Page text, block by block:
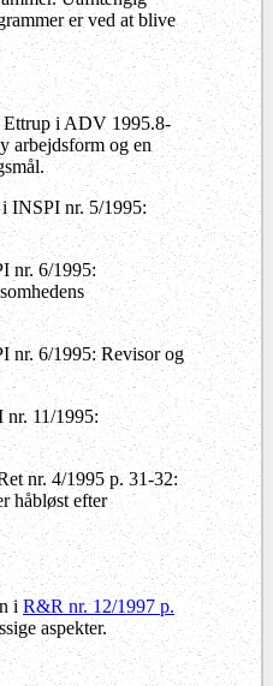
er ved at blive
Ettrup i ADV 1995.8-
arbejdsform og en
INSPI nr. 5/1995:
nr. 6/1995:
nr. 6/1995: Revisor og
nr. 11/1995:
nr. 4/1995 p. 31-32:
håbløst efter
i R&R nr. 12/1997 p.
aspekter.